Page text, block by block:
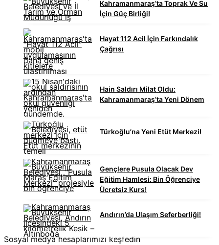
Kahramanmaraş’ta Toprak Ve Su
İçin Güç Birliği!
Hayat 112 Acil İçin Farkındalık
Çağrısı
Hain Saldırı Milat Oldu:
Kahramanmaraş’ta Yeni Dönem
Türkoğlu’na Yeni Etüt Merkezi!
Gençlere Pusula Olacak Dev
Eğitim Hamlesi: Bin Öğrenciye
Ücretsiz Kurs!
Andırın’da Ulaşım Seferberliği!
Sosyal medya hesaplarımızı keşfedin